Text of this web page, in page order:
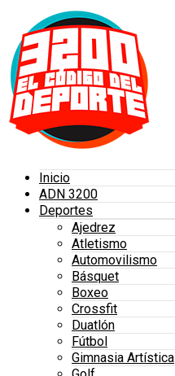
Inicio
ADN 3200
Deportes
Ajedrez
Atletismo
Automovilismo
Básquet
Boxeo
Crossfit
Duatlón
Fútbol
Gimnasia Artística